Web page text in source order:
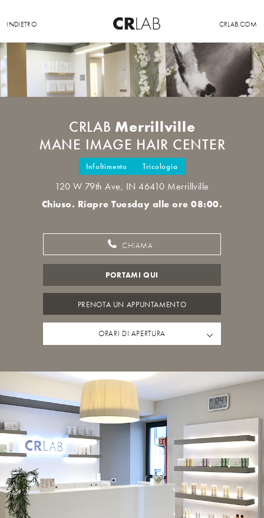
INDIETRO CRLAB.COM
CRLAB Merrillville
MANE IMAGE HAIR CENTER
Infoltimento Tricologia
120 W 79th Ave, IN 46410 Merrillville
Chiuso. Riapre Tuesday alle ore 08:00.
CHIAMA
PORTAMI QUI
PRENOTA UN APPUNTAMENTO
ORARI DI APERTURA